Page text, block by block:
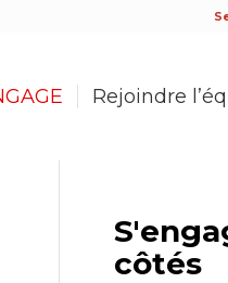
Rejoindre
côtés